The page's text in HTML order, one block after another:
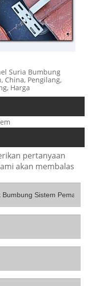
Suria Bumbung
China, Pengilang,
Harga
pertanyaan
akan membalas